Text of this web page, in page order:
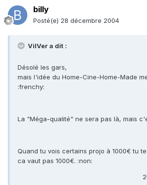
billy
Posté(e) 28 décembre 2004
VilVer a dit :
Désolé les gars,
mais l'idée du Home-Cine-Home-Made
:frenchy:
La "Méga-qualité" ne sera pas là, mais
Quand tu vois certains projo à 1000€ tu
ca vaut pas 1000€. :non: